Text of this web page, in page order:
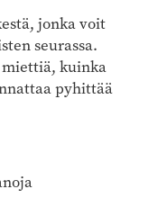
jonka voit
seurassa.
kuinka
pyhittää